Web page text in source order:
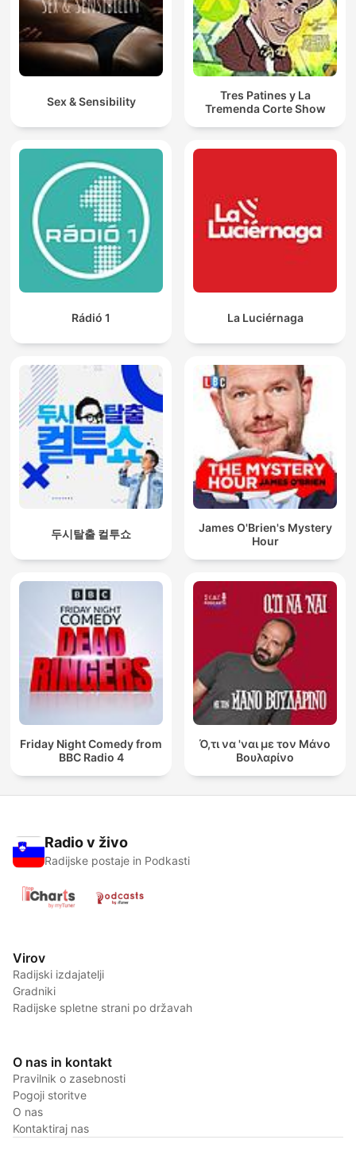
Sex & Sensibility
Tres Patines y La
Tremenda Corte Show
Rádió 1 La Luciérnaga
두시탈출 컬투쇼
James O'Brien's Mystery
Hour
Friday Night Comedy from
BBC Radio 4
Ό,τι να 'ναι με τον Μάνο
Βουλαρίνο
Radio v živo
Radijske postaje in Podkasti
Virov
Radijski izdajatelji
Gradniki
Radijske spletne strani po državah
O nas in kontakt
Pravilnik o zasebnosti
Pogoji storitve
O nas
Kontaktiraj nas